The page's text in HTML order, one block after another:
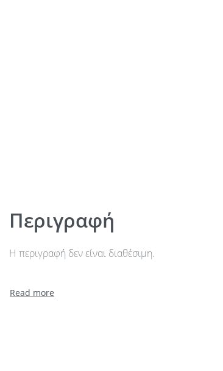
Περιγραφή
Η περιγραφή δεν είναι διαθέσιμη.